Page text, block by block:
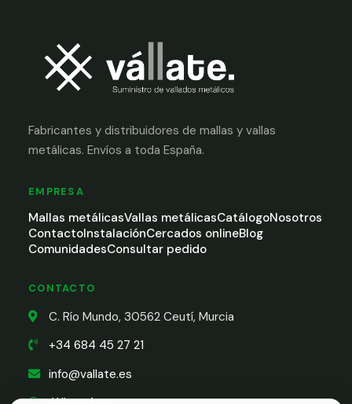
Fabricantes y distribuidores de mallas y vallas
metálicas. Envíos a toda España.
EMPRESA
Mallas metálicasVallas metálicasCatálogoNosotros
ContactoInstalaciónCercados onlineBlog
ComunidadesConsultar pedido
CONTACTO
C. Río Mundo, 30562 Ceutí, Murcia
+34 684 45 27 21
info@vallate.es